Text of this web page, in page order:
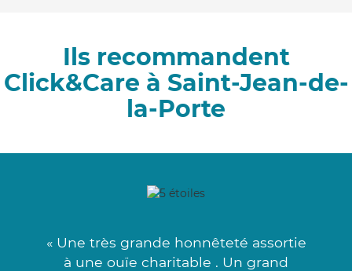
Ils recommandent
Click&Care à Saint-Jean-de-
la-Porte
« Une très grande honnêteté assortie
à une ouïe charitable . Un grand